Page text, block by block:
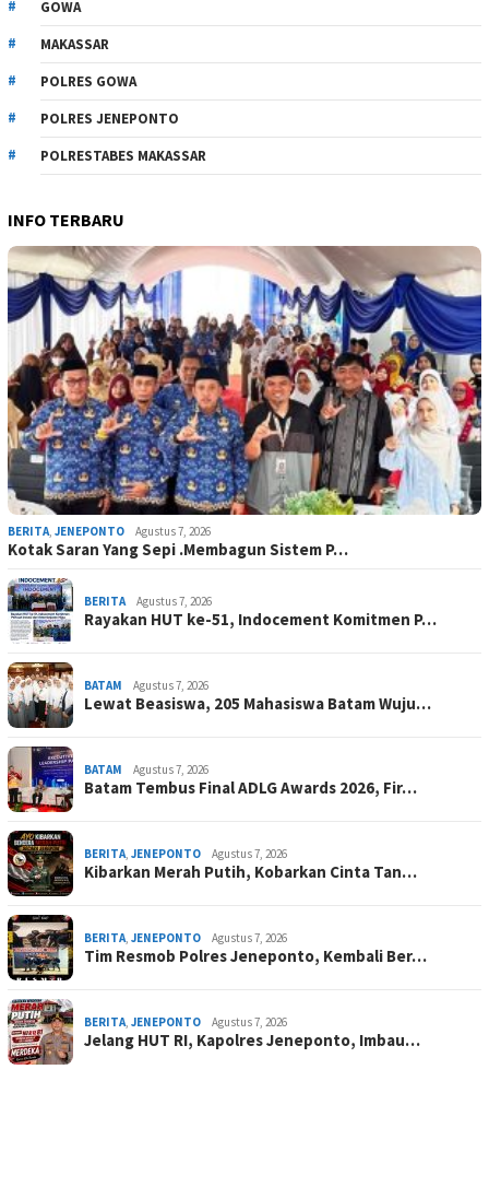
GOWA
MAKASSAR
POLRES GOWA
POLRES JENEPONTO
POLRESTABES MAKASSAR
INFO TERBARU
BERITA, JENEPONTO Agustus 7, 2026
Kotak Saran Yang Sepi .Membagun Sistem P…
BERITA Agustus 7, 2026
Rayakan HUT ke-51, Indocement Komitmen P…
BATAM Agustus 7, 2026
Lewat Beasiswa, 205 Mahasiswa Batam Wuju…
BATAM Agustus 7, 2026
Batam Tembus Final ADLG Awards 2026, Fir…
BERITA, JENEPONTO Agustus 7, 2026
Kibarkan Merah Putih, Kobarkan Cinta Tan…
BERITA, JENEPONTO Agustus 7, 2026
Tim Resmob Polres Jeneponto, Kembali Ber…
BERITA, JENEPONTO Agustus 7, 2026
Jelang HUT RI, Kapolres Jeneponto, Imbau…